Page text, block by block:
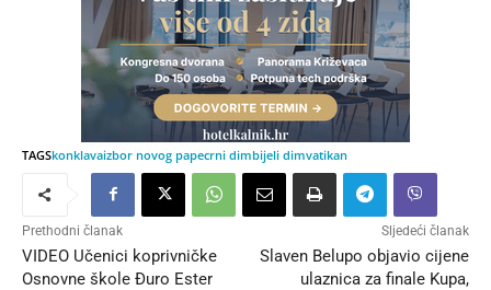
TAGSkonklavaizbor novog papecrni dimbijeli dimvatikan
Prethodni članak
VIDEO Učenici koprivničke
Osnovne škole Đuro Ester
Sljedeći članak
Slaven Belupo objavio cijene
ulaznica za finale Kupa,